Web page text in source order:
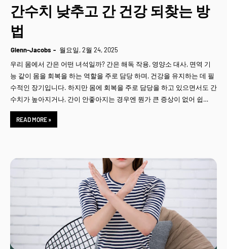
간수치 낮추고 간 건강 되찾는 방
법
Glenn-Jacobs
월요일, 2월 24, 2025
우리 몸에서 간은 어떤 녀석일까? 간은 해독 작용, 영양소 대사, 면역 기
능 같이 몸을 회복을 하는 역할을 주로 담당 하며, 건강을 유지하는 데 필
수적인 장기입니다. 하지만 몸에 회복을 주로 담당을 하고 있으면서도 간
수치가 높아지거나, 간이 안좋아지는 경우엔 뭔가 큰 증상이 없어 쉽…
READ MORE »